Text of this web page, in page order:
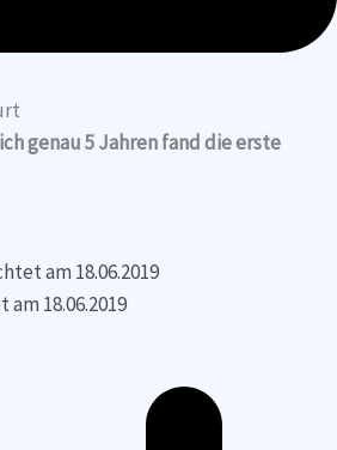
genau 5 Jahren fand die erste
am 18.06.2019
18.06.2019